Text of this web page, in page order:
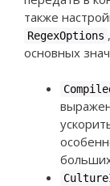
также
RegexOptions
основных